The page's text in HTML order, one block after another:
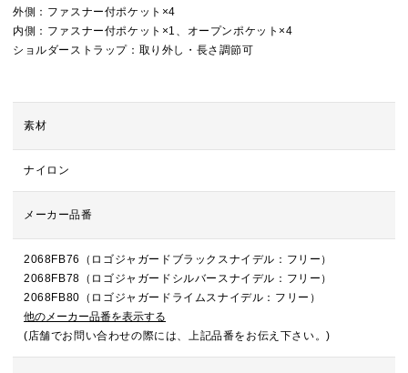
外側：ファスナー付ポケット×4
内側：ファスナー付ポケット×1、オープンポケット×4
ショルダーストラップ：取り外し・長さ調節可
素材
ナイロン
メーカー品番
2068FB76（ロゴジャガードブラックスナイデル：フリー）
2068FB78（ロゴジャガードシルバースナイデル：フリー）
2068FB80（ロゴジャガードライムスナイデル：フリー）
他のメーカー品番を表示する
(店舗でお問い合わせの際には、上記品番をお伝え下さい。)